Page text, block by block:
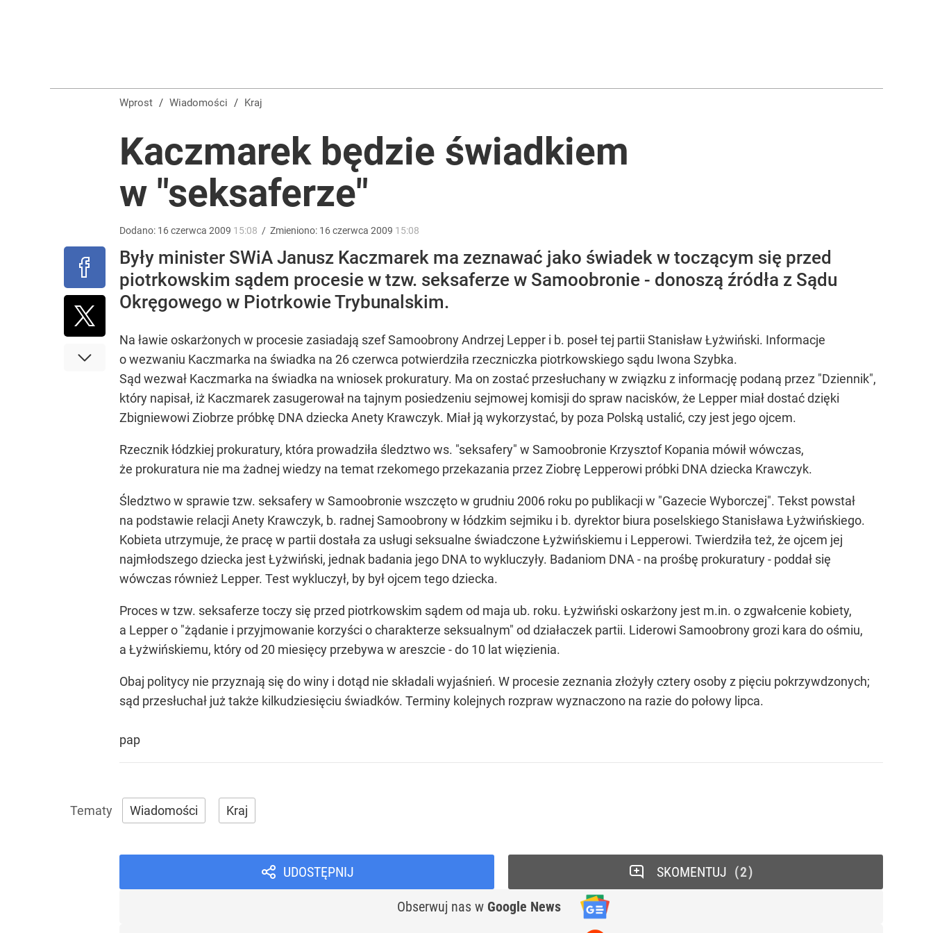
Tego sondażu premier nie może zlekceważyć. Polacy o przywróceniu CPN
Zełenski mógłby stracić władzę? Najnowszy sondaż pokazuje nastroje Ukraińców
Wprost / Wiadomości / Kraj
Kaczmarek będzie świadkiem
w "seksaferze"
Dodano: 16czerwca 2009 15:08 / Zmieniono: 16czerwca 2009 15:08
Były minister SWiA Janusz Kaczmarek ma zeznawać jako świadek w toczącym się przed
piotrkowskim sądem procesie w tzw. seksaferze w Samoobronie - donoszą źródła z Sądu
Okręgowego w Piotrkowie Trybunalskim.
Na ławie oskarżonych w procesie zasiadają szef Samoobrony Andrzej Lepper i b. poseł tej partii Stanisław Łyżwiński. Informacje
o wezwaniu Kaczmarka na świadka na 26 czerwca potwierdziła rzeczniczka piotrkowskiego sądu Iwona Szybka.
Sąd wezwał Kaczmarka na świadka na wniosek prokuratury. Ma on zostać przesłuchany w związku z informację podaną przez "Dziennik",
który napisał, iż Kaczmarek zasugerował na tajnym posiedzeniu sejmowej komisji do spraw nacisków, że Lepper miał dostać dzięki
Zbigniewowi Ziobrze próbkę DNA dziecka Anety Krawczyk. Miał ją wykorzystać, by poza Polską ustalić, czy jest jego ojcem.
Rzecznik łódzkiej prokuratury, która prowadziła śledztwo ws. "seksafery" w Samoobronie Krzysztof Kopania mówił wówczas,
że prokuratura nie ma żadnej wiedzy na temat rzekomego przekazania przez Ziobrę Lepperowi próbki DNA dziecka Krawczyk.
Śledztwo w sprawie tzw. seksafery w Samoobronie wszczęto w grudniu 2006 roku po publikacji w "Gazecie Wyborczej". Tekst powstał
na podstawie relacji Anety Krawczyk, b. radnej Samoobrony w łódzkim sejmiku i b. dyrektor biura poselskiego Stanisława Łyżwińskiego.
Kobieta utrzymuje, że pracę w partii dostała za usługi seksualne świadczone Łyżwińskiemu i Lepperowi. Twierdziła też, że ojcem jej
najmłodszego dziecka jest Łyżwiński, jednak badania jego DNA to wykluczyły. Badaniom DNA - na prośbę prokuratury - poddał się
wówczas również Lepper. Test wykluczył, by był ojcem tego dziecka.
Proces w tzw. seksaferze toczy się przed piotrkowskim sądem od maja ub. roku. Łyżwiński oskarżony jest m.in. o zgwałcenie kobiety,
a Lepper o "żądanie i przyjmowanie korzyści o charakterze seksualnym" od działaczek partii. Liderowi Samoobrony grozi kara do ośmiu,
a Łyżwińskiemu, który od 20 miesięcy przebywa w areszcie - do 10 lat więzienia.
Obaj politycy nie przyznają się do winy i dotąd nie składali wyjaśnień. W procesie zeznania złożyły cztery osoby z pięciu pokrzywdzonych;
sąd przesłuchał już także kilkudziesięciu świadków. Terminy kolejnych rozpraw wyznaczono na razie do połowy lipca.
pap
Wiadomości Kraj
UDOSTĘPNIJ
Obserwuj nas w Google News
SKOMENTUJ 2